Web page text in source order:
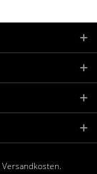
Versandkosten.